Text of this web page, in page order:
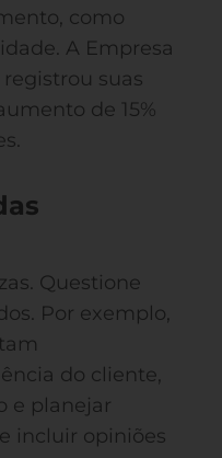
como
A Empresa
registrou suas
de 15%
Questione
Por exemplo,
do cliente,
e planejar
incluir opiniões